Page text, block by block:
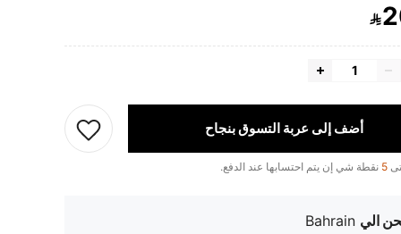
PRICE AND 
أضف إلى عربة التسوق بنجاح
5 نقطة شي إن يتم احتسابها عند الدفع.
الي Bahrain